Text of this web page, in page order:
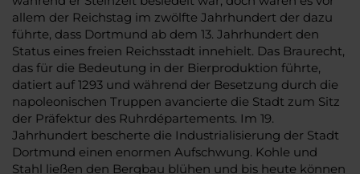
allem der Reichstag im zwölfte Jahrhundert der dazu
führte, dass Dortmund ab dem 13. Jahrhundert den
Status eines freien Reichsstadt innehielt. Das Braurecht,
das für die Bedeutung in der Bierproduktion führte,
datiert auf 1293 und während der Besetzung durch die
napoleonischen Truppen avancierte die Stadt zum Sitz
der Präfektur des Ruhrdépartements. Im 19.
Jahrhundert bescherte die Industrialisierung der Stadt
Dortmund einen enormen Aufschwung. Kohle und
Stahl ließen den Bergbau blühen und bis heute können